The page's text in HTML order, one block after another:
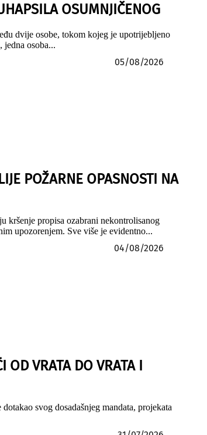
OSUMNJIČENOG
dvije osobe, tokom kojeg je upotrijebljeno
osoba...
05/08/2026
POŽARNE OPASNOSTI NA
kršenje propisa ozabrani nekontrolisanog
upozorenjem. Sve više je evidentno...
04/08/2026
VRATA DO VRATA I
svog dosadašnjeg mandata, projekata